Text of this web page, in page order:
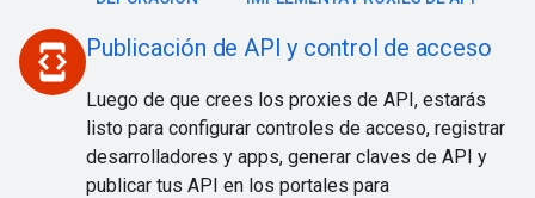
developer_mode Publicación de API y control de acceso
Luego de que crees los proxies de API, estarás
listo para configurar controles de acceso, registrar
desarrolladores y apps, generar claves de API y
publicar tus API en los portales para